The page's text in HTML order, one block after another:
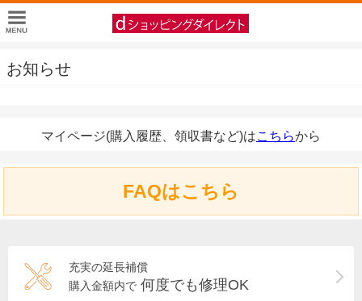
お知らせ
マイページ(購入履歴、領収書など)はこちらから
FAQはこちら
充実の延長補償
購入金額内で 何度でも修理OK